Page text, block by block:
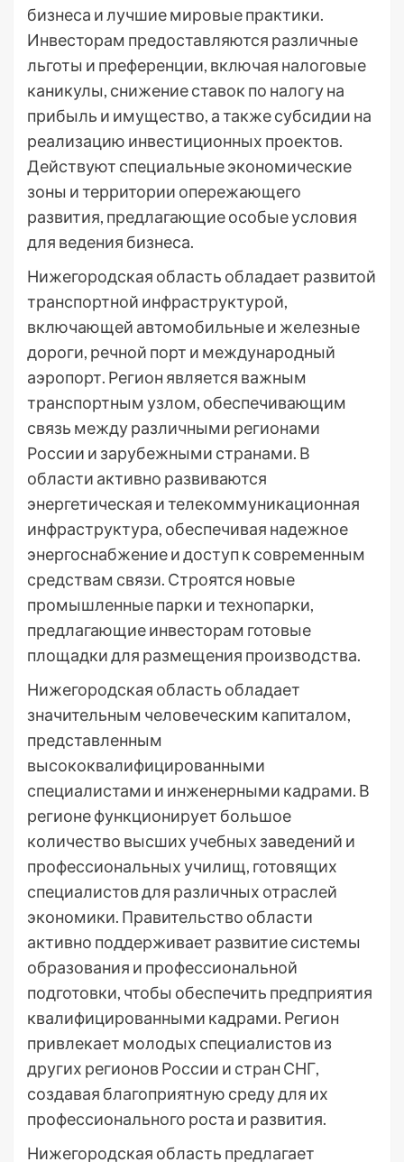
бизнеса и лучшие мировые практики.
Инвесторам предоставляются различные
льготы и преференции, включая налоговые
каникулы, снижение ставок по налогу на
прибыль и имущество, а также субсидии на
реализацию инвестиционных проектов.
Действуют специальные экономические
зоны и территории опережающего
развития, предлагающие особые условия
для ведения бизнеса.
Нижегородская область обладает развитой
транспортной инфраструктурой,
включающей автомобильные и железные
дороги, речной порт и международный
аэропорт. Регион является важным
транспортным узлом, обеспечивающим
связь между различными регионами
России и зарубежными странами. В
области активно развиваются
энергетическая и телекоммуникационная
инфраструктура, обеспечивая надежное
энергоснабжение и доступ к современным
средствам связи. Строятся новые
промышленные парки и технопарки,
предлагающие инвесторам готовые
площадки для размещения производства.
Нижегородская область обладает
значительным человеческим капиталом,
представленным
высококвалифицированными
специалистами и инженерными кадрами. В
регионе функционирует большое
количество высших учебных заведений и
профессиональных училищ, готовящих
специалистов для различных отраслей
экономики. Правительство области
активно поддерживает развитие системы
образования и профессиональной
подготовки, чтобы обеспечить предприятия
квалифицированными кадрами. Регион
привлекает молодых специалистов из
других регионов России и стран СНГ,
создавая благоприятную среду для их
профессионального роста и развития.
Нижегородская область предлагает